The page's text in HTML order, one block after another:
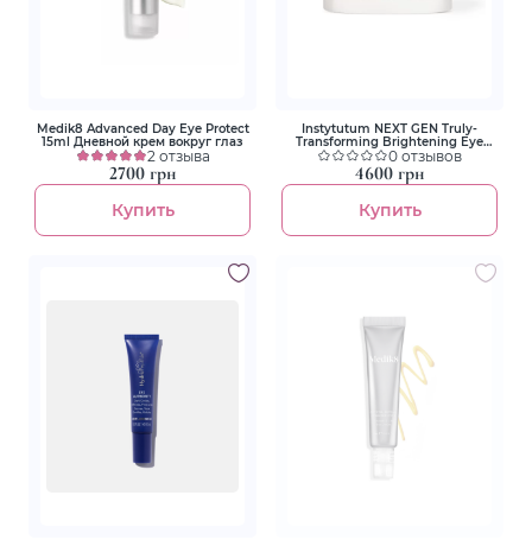
Medik8 Advanced Day Eye Protect
15ml Дневной крем вокруг глаз
2 отзыва
2700 грн
Купить
Instytutum NEXT GEN Truly-
Transforming Brightening Eye
Cream 15ml Крем ліфтинг для
повік з освітлювальним ефектом
0 отзывов
4600 грн
Купить